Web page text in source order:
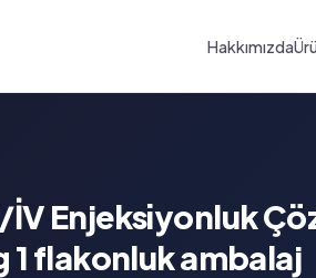
Hakkımızda
İV Enjeksiyonluk
1 flakonluk ambalaj